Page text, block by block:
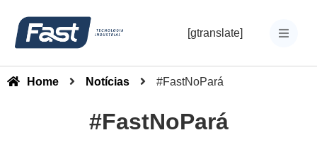
[gtranslate]
Home Notícias #FastNoPará
#FastNoPará